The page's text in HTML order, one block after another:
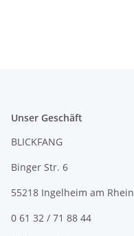
Unser Geschäft
BLICKFANG
Binger Str. 6
55218 Ingelheim am Rhein
0 61 32 / 71 88 44